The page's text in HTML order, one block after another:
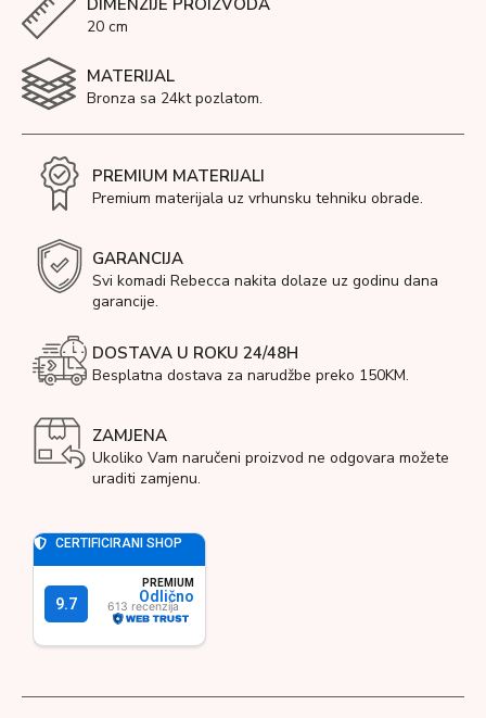
DIMENZIJE PROIZVODA
20 cm
MATERIJAL
Bronza sa 24kt pozlatom.
PREMIUM MATERIJALI
Premium materijala uz vrhunsku tehniku obrade.
GARANCIJA
Svi komadi Rebecca nakita dolaze uz godinu dana
garancije.
DOSTAVA U ROKU 24/48H
Besplatna dostava za narudžbe preko 150KM.
ZAMJENA
Ukoliko Vam naručeni proizvod ne odgovara možete
uraditi zamjenu.